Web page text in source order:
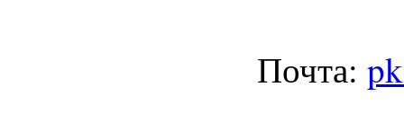
Почта: